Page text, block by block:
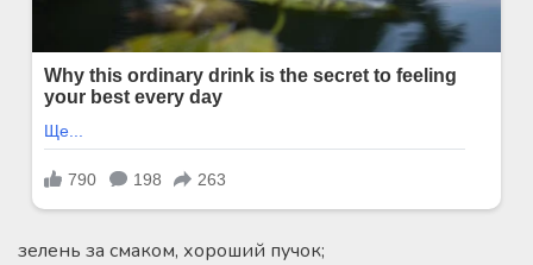
зелень за смаком, хороший пучок;